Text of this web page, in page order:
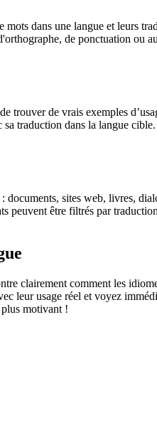
dans une langue et leurs
de ponctuation
de vrais exemples
traduction dans la langue
sites web, livres,
être filtrés par
clairement comment les
leur usage réel et voyez
motivant !